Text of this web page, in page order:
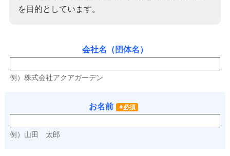
を目的としています。
会社名（団体名）
例）株式会社アクアガーデン
お名前 ※必須
例）山田 太郎